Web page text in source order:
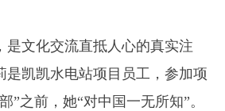
是文化交流直抵人心的真实注
是凯凯水电站项目员工，参加项
”之前，她“对中国一无所知”。